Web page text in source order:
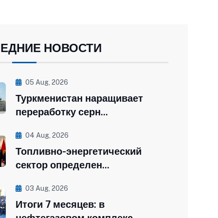
НОВОСТИ
05 Aug, 2026
Туркменистан наращивает
переработку серн...
04 Aug, 2026
Топливно-энергетический
сектор определен...
03 Aug, 2026
Итоги 7 месяцев: в